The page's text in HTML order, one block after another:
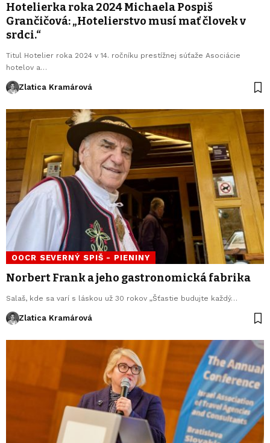
Hotelierka roka 2024 Michaela Pospiš
Grančičová: „Hotelierstvo musí mať človek v
srdci.“
Titul Hotelier roka 2024 v 14. ročníku prestížnej súťaže Asociácie
hotelov a…
Zlatica Kramárová
OOCR SEVERNÝ SPIŠ - PIENINY
Norbert Frank a jeho gastronomická fabrika
Salaš, kde sa varí s láskou už 30 rokov „Šťastie budujte každý…
Zlatica Kramárová